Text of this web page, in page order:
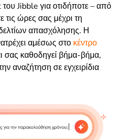
Jibble για οτιδήποτε – από
ώρες σας μέχρι τη
απασχόλησης. Η
αμέσως στο κέντρο
σας καθοδηγεί βήμα-βήμα,
αναζήτηση σε εγχειρίδια